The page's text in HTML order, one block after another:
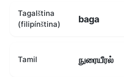
Tagalština
(filipínština)
baga
Tamil நுரையீரல்